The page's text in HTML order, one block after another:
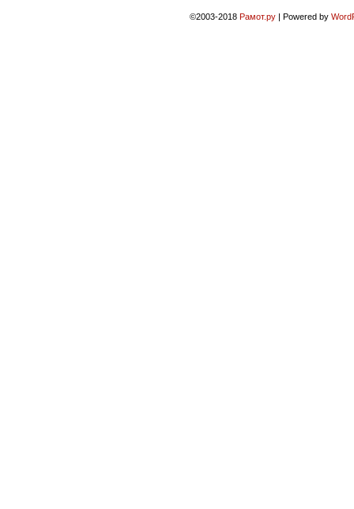
©2003-2018 Рамот.ру | Powered by